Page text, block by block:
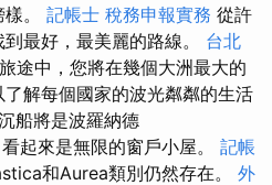
。 記帳士 稅務申報實務 從許
最好，最美麗的路線。 台北
途中，您將在幾個大洲最大的
解每個國家的波光粼粼的生活
船將是波羅納德
起來是無限的窗戶小屋。 記帳
和Aurea類別仍然存在。 外